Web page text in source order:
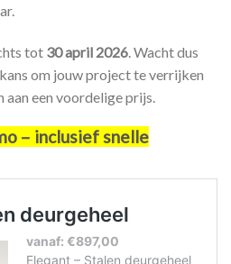
tot 30 april 2026 . Wacht dus
om jouw project te verrijken
een voordelige prijs.
– inclusief snelle